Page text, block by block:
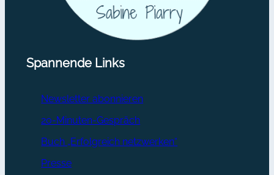
Spannende Links
Newsletter abonnieren
20-Minuten-Gespräch
Buch „Erfolgreich netzwerken“
Presse